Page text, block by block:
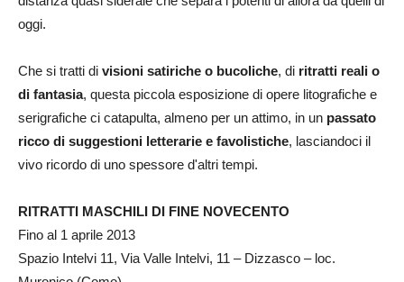
oggi.
Che si tratti di visioni satiriche o bucoliche, di ritratti reali o
di fantasia, questa piccola esposizione di opere litografiche e
serigrafiche ci catapulta, almeno per un attimo, in un passato
ricco di suggestioni letterarie e favolistiche, lasciandoci il
vivo ricordo di uno spessore d'altri tempi.
RITRATTI MASCHILI DI FINE NOVECENTO
Fino al 1 aprile 2013
Spazio Intelvi 11, Via Valle Intelvi, 11 – Dizzasco – loc.